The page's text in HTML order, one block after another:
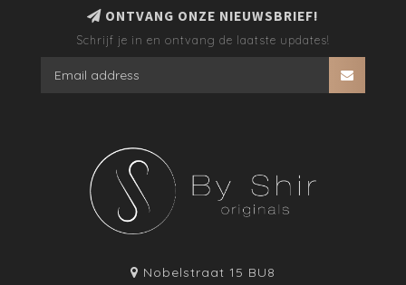
ONTVANG ONZE NIEUWSBRIEF!
Schrijf je in en ontvang de laatste updates!
Nobelstraat 15 BU8